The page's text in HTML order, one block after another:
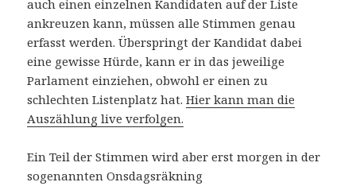
auch einen einzelnen Kandidaten auf der Liste
ankreuzen kann, müssen alle Stimmen genau
erfasst werden. Überspringt der Kandidat dabei
eine gewisse Hürde, kann er in das jeweilige
Parlament einziehen, obwohl er einen zu
schlechten Listenplatz hat.Hier kann man die
Auszählung live verfolgen.
Ein Teil der Stimmen wird aber erst morgen in der
sogenannten Onsdagsräkning